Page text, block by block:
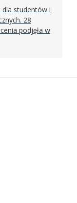
dla studentów i
28
podjęła w